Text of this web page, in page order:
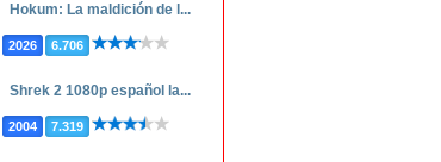
Hokum: La maldición de l...
2026 6.706
Shrek 2 1080p español la...
2004 7.319